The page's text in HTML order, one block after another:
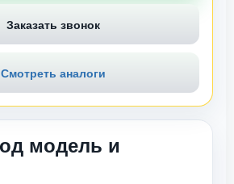
Заказать звонок
Смотреть аналоги
модель и